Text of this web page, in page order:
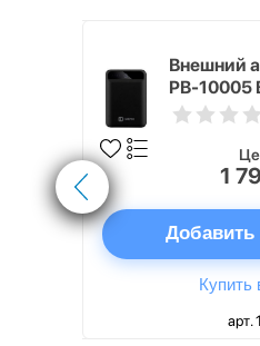
Внешний
PB-10005
1
Добавить
Купить
арт.